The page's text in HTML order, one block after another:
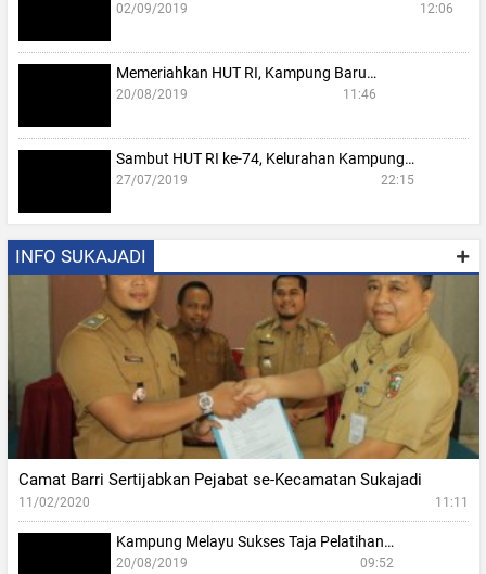
02/09/2019 12:06
Memeriahkan HUT RI, Kampung Baru…
20/08/2019 11:46
Sambut HUT RI ke-74, Kelurahan Kampung…
27/07/2019 22:15
INFO SUKAJADI
Camat Barri Sertijabkan Pejabat se-Kecamatan Sukajadi
11/02/2020 11:11
Kampung Melayu Sukses Taja Pelatihan…
20/08/2019 09:52